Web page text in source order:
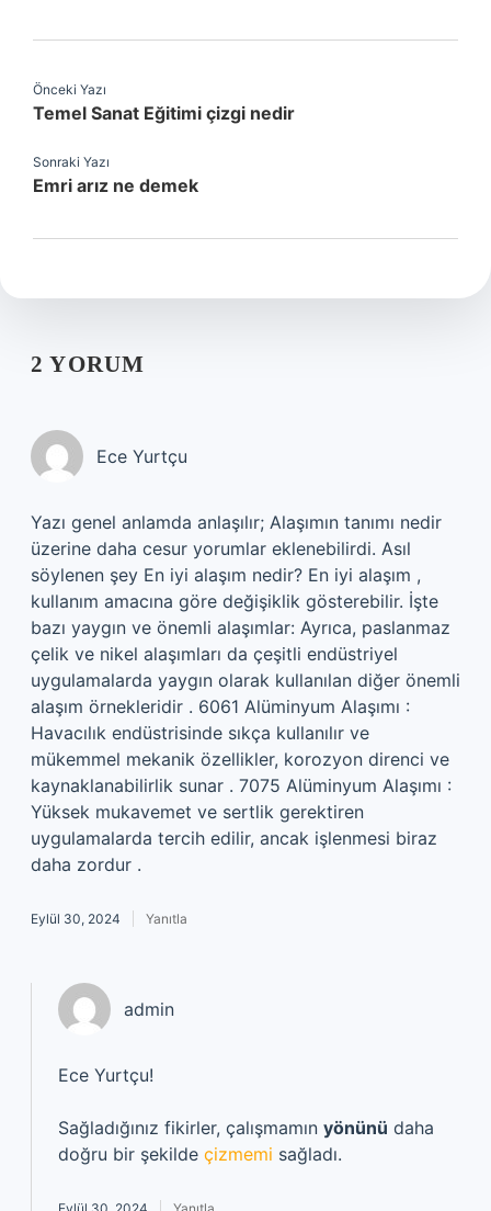
Önceki Yazı
Temel Sanat Eğitimi çizgi nedir
Sonraki Yazı
Emri arız ne demek
2 YORUM
Ece Yurtçu
Yazı genel anlamda anlaşılır; Alaşımın tanımı nedir
üzerine daha cesur yorumlar eklenebilirdi. Asıl
söylenen şey En iyi alaşım nedir? En iyi alaşım ,
kullanım amacına göre değişiklik gösterebilir. İşte
bazı yaygın ve önemli alaşımlar: Ayrıca, paslanmaz
çelik ve nikel alaşımları da çeşitli endüstriyel
uygulamalarda yaygın olarak kullanılan diğer önemli
alaşım örnekleridir . 6061 Alüminyum Alaşımı :
Havacılık endüstrisinde sıkça kullanılır ve
mükemmel mekanik özellikler, korozyon direnci ve
kaynaklanabilirlik sunar . 7075 Alüminyum Alaşımı :
Yüksek mukavemet ve sertlik gerektiren
uygulamalarda tercih edilir, ancak işlenmesi biraz
daha zordur .
Eylül 30, 2024 Yanıtla
admin
Ece Yurtçu!
Sağladığınız fikirler, çalışmamın yönünü daha
doğru bir şekilde çizmemi sağladı.